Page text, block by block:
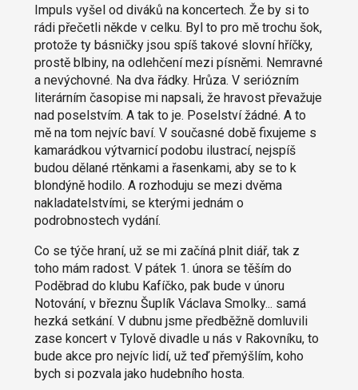
Impuls vyšel od diváků na koncertech. Že by si to
rádi přečetli někde v celku. Byl to pro mě trochu šok,
protože ty básničky jsou spíš takové slovní hříčky,
prostě blbiny, na odlehčení mezi písněmi. Nemravné
a nevýchovné. Na dva řádky. Hrůza. V seriózním
literárním časopise mi napsali, že hravost převažuje
nad poselstvím. A tak to je. Poselství žádné. A to
mě na tom nejvíc baví. V současné době fixujeme s
kamarádkou výtvarnicí podobu ilustrací, nejspíš
budou dělané rtěnkami a řasenkami, aby se to k
blondýně hodilo. A rozhoduju se mezi dvěma
nakladatelstvími, se kterými jednám o
podrobnostech vydání.
Co se týče hraní, už se mi začíná plnit diář, tak z
toho mám radost. V pátek 1. února se těším do
Poděbrad do klubu Kafíčko, pak bude v únoru
Notování, v březnu Šuplík Václava Smolky... samá
hezká setkání. V dubnu jsme předběžně domluvili
zase koncert v Tylově divadle u nás v Rakovníku, to
bude akce pro nejvíc lidí, už teď přemýšlím, koho
bych si pozvala jako hudebního hosta.